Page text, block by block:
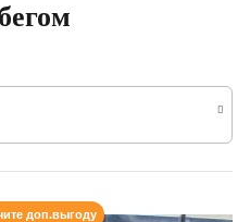
доп.выгоду